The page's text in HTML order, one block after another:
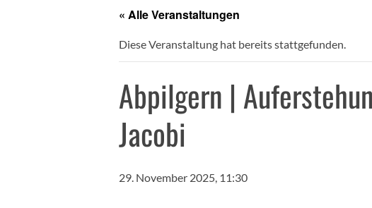
« Alle Veranstaltungen
Diese Veranstaltung hat bereits stattgefunden.
Abpilgern |
Jacobi
29. November 2025, 11:30